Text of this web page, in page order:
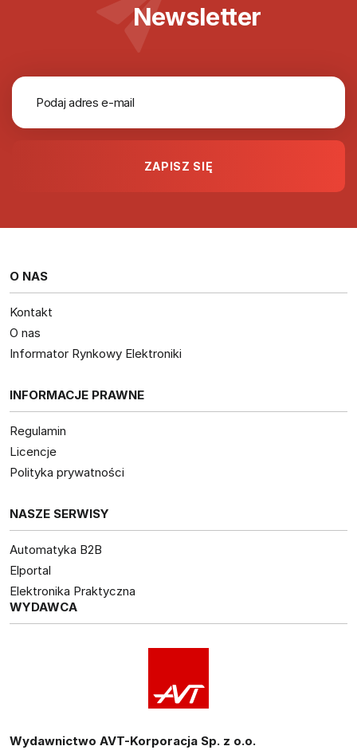
Newsletter
O NAS
Kontakt
O nas
Informator Rynkowy Elektroniki
INFORMACJE PRAWNE
Regulamin
Licencje
Polityka prywatności
NASZE SERWISY
Automatyka B2B
Elportal
Elektronika Praktyczna
WYDAWCA
Wydawnictwo AVT-Korporacja Sp. z o.o.